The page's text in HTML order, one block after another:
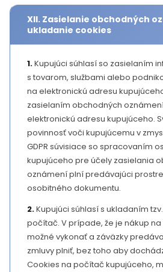
XII. Zasielanie obchodných
ukladanie cookies
1.Kupujúci súhlasí so zasielaním
s tovarom, službami alebo
na elektronickú adresu
zasielaním obchodných
elektronickú adresu kupujúceho.
povinnosť voči kupujúcemu v
GDPR súvisiace so spracovaním
kupujúceho pre účely zasielania
oznámení plní predávajúci
osobitného dokumentu.
2.Kupujúci súhlasí s ukladaním
počítač. V prípade, že je nákup
možné vykonať a záväzky
zmluvy plniť, bez toho aby
Cookies na počítač kupujúceho,